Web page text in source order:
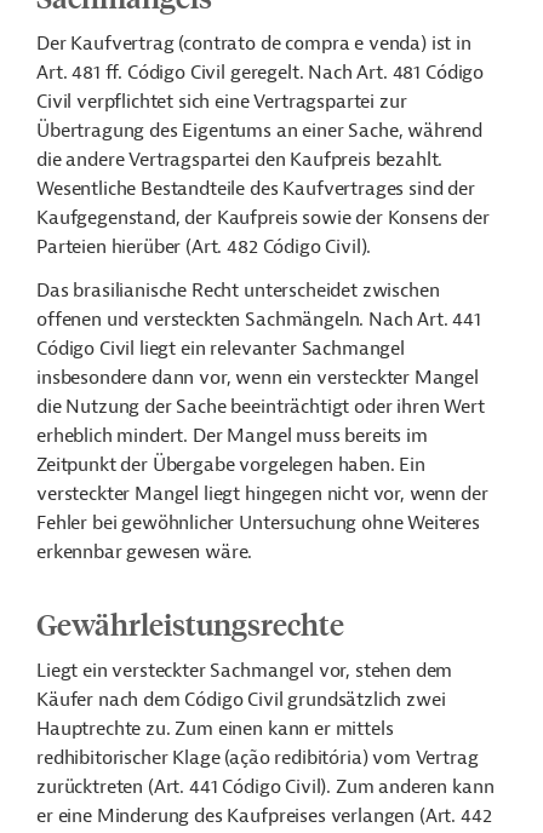
Der Kaufvertrag (contrato de compra e venda) ist in
Art. 481 ff. Código Civil geregelt. Nach Art. 481 Código
Civil verpflichtet sich eine Vertragspartei zur
Übertragung des Eigentums an einer Sache, während
die andere Vertragspartei den Kaufpreis bezahlt.
Wesentliche Bestandteile des Kaufvertrages sind der
Kaufgegenstand, der Kaufpreis sowie der Konsens der
Parteien hierüber (Art. 482 Código Civil).
Das brasilianische Recht unterscheidet zwischen
offenen und versteckten Sachmängeln. Nach Art. 441
Código Civil liegt ein relevanter Sachmangel
insbesondere dann vor, wenn ein versteckter Mangel
die Nutzung der Sache beeinträchtigt oder ihren Wert
erheblich mindert. Der Mangel muss bereits im
Zeitpunkt der Übergabe vorgelegen haben. Ein
versteckter Mangel liegt hingegen nicht vor, wenn der
Fehler bei gewöhnlicher Untersuchung ohne Weiteres
erkennbar gewesen wäre.
Gewährleistungsrechte
Liegt ein versteckter Sachmangel vor, stehen dem
Käufer nach dem Código Civil grundsätzlich zwei
Hauptrechte zu. Zum einen kann er mittels
redhibitorischer Klage (ação redibitória) vom Vertrag
zurücktreten (Art. 441 Código Civil). Zum anderen kann
er eine Minderung des Kaufpreises verlangen (Art. 442